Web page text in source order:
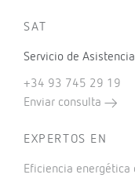
SAT
Servicio de
+34 93 745 29 19
Enviar consulta
EXPERTOS EN
Eficiencia energética